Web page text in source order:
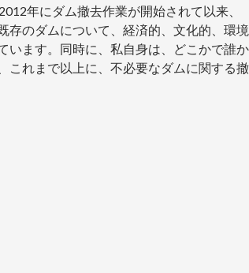
年にダム撤去作業が開始されて以来、
存のダムについて、経済的、文化的、環境
います。同時に、私自身は、どこかで誰か
これまで以上に、不必要なダムに関する撤